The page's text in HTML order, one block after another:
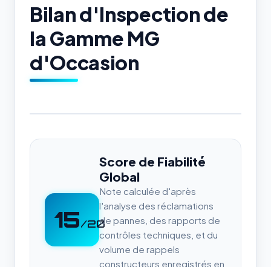
Bilan d'Inspection de
la Gamme MG
d'Occasion
15/20
Score de Fiabilité
Global
Note calculée d'après
l'analyse des réclamations
de pannes, des rapports de
contrôles techniques, et du
volume de rappels
constructeurs enregistrés en